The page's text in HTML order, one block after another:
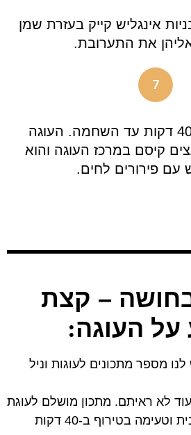
אינגליש קייק בעזרת שמן
אליהן את התערובת.
7
אופים למשך כ-40 דקות עד השחמה. העוגה
קיסם במרכז העוגה והוא
עם פירורים לחים.
בחושה – קצת
על העוגה:
לנו מספר מתכונים לעוגות וניל
לא ראיתם. מתכון מושלם לעוגת
וניל בחושה. עוגת חלבית וטעימה בטירוף ב-40 דקות